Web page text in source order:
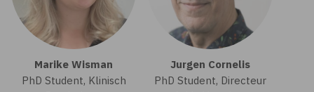
Marike Wisman
PhD Student, Klinisch
Jurgen Cornelis
PhD Student, Directeur